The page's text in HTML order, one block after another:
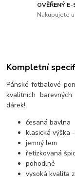
OVĚŘENÝ
Nakupujete
Kompletní
Pánské fotbalové
kvalitních
dárek!
česaná bavlna
klasická výška
jemný lem
řetízkovaná
pohodlné
vysoká kvalita